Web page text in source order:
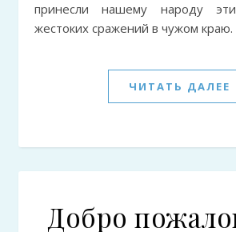
принесли нашему народу
жестоких сражений в чужом краю.
ЧИТАТЬ ДАЛЕЕ
Добро